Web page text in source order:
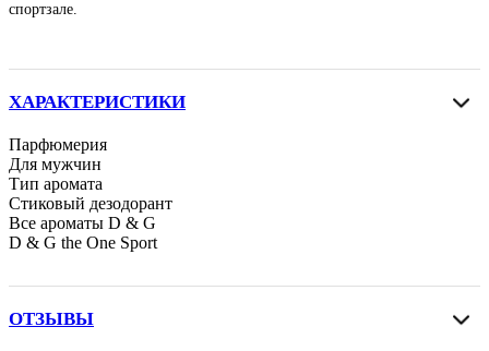
спортзале.
ХАРАКТЕРИСТИКИ
Парфюмерия
Для мужчин
Тип аромата
Стиковый дезодорант
Все ароматы D & G
D & G the One Sport
ОТЗЫВЫ